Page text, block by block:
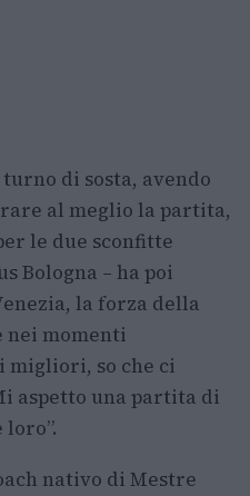
di sosta, avendo
al meglio la partita,
le due sconfitte
Bologna – ha poi
la forza della
nei momenti
so che ci
aspetto una partita di
nativo di Mestre